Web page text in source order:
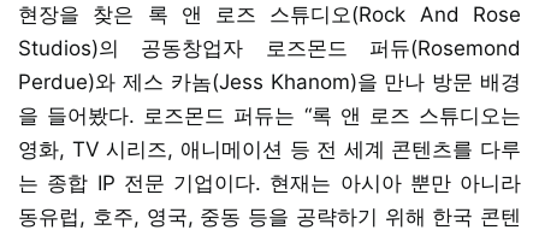
현장을 찾은 록 앤 로즈 스튜디오(Rock And Rose
Studios)의 공동창업자 로즈몬드 퍼듀(Rosemond
Perdue)와 제스 카놈(Jess Khanom)을 만나 방문 배경
을 들어봤다. 로즈몬드 퍼듀는 “록 앤 로즈 스튜디오는
영화, TV 시리즈, 애니메이션 등 전 세계 콘텐츠를 다루
는 종합 IP 전문 기업이다. 현재는 아시아 뿐만 아니라
동유럽, 호주, 영국, 중동 등을 공략하기 위해 한국 콘텐